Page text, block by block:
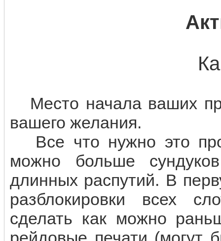
Место начала ваших
вашего желания.
Все что нужно это
можно больше
длинных распутий. В
разблокировки всех
сделать как можно